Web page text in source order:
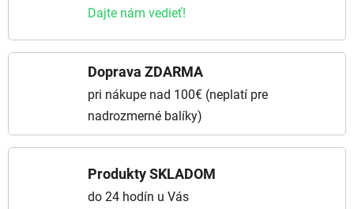
Dajte nám vedieť!
Doprava ZDARMA
pri nákupe nad 100€ (neplatí pre
nadrozmerné balíky)
Produkty SKLADOM
do 24 hodín u Vás